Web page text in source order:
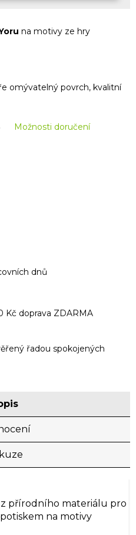
Možnosti doručení
na motivy ze hry
omývatelný povrch, kvalitní
dnů
Kč doprava ZDARMA
řadou spokojených
přírodního materiálu pro
na motivy